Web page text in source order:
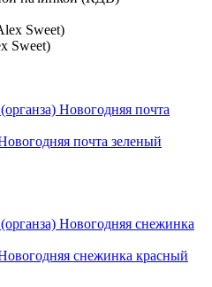
Sweet)
почта зеленый
снежинка красный